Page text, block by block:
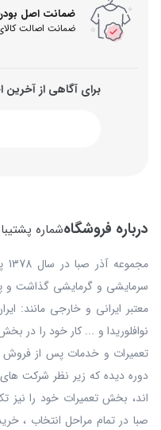
ضمانت اصل بودن
ضمانت اصالت
برای آگاهی از آخرین
درباره فروشگاهشماره پشتیبانی :
سرمایشی و گرمایشی گذاشت و
معتبر ایرانی و خارجی مانند:
نوافلوریدا و ... کار خود را
تعمیرات و خدمات پس از فروش
دوره دیده که زیر نظر شرکت
اند، بخش تعمیرات خود را نیز
صبا در تمام مراحل انتخاب ،